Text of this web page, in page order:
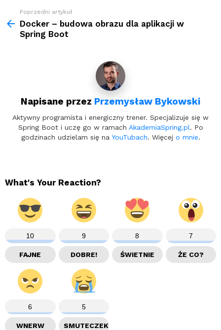
Zobacz
więcej
Poprzedni artykuł
Docker – budowa obrazu dla aplikacji w
Spring Boot
Napisane przez Przemysław Bykowski
Aktywny programista i energiczny trener. Specjalizuje się w
Spring Boot i uczę go w ramach AkademiaSpring.pl. Po
godzinach udzielam się na YouTubach. Więcej o mnie.
What's Your Reaction?
10
FAJNE
9
DOBRE!
8
ŚWIETNIE
7
ŻE CO?
6
WNERW
5
SMUTECZEK